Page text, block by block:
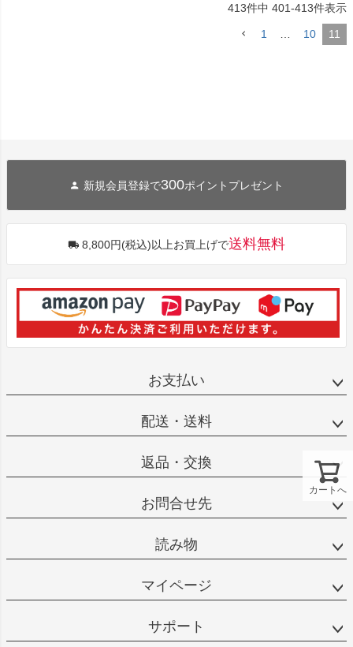
413件中 401-413件表示
1 10 11
カートへ
新規会員登録で300ポイントプレゼント
8,800円(税込)以上お買上げで送料無料
お支払い
配送・送料
返品・交換
お問合せ先
読み物
マイページ
サポート